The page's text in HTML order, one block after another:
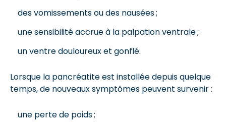
des vomissements ou des nausées ;
une sensibilité accrue à la palpation ventrale ;
un ventre douloureux et gonflé.
Lorsque la pancréatite est installée depuis quelque
temps, de nouveaux symptômes peuvent survenir :
une perte de poids ;